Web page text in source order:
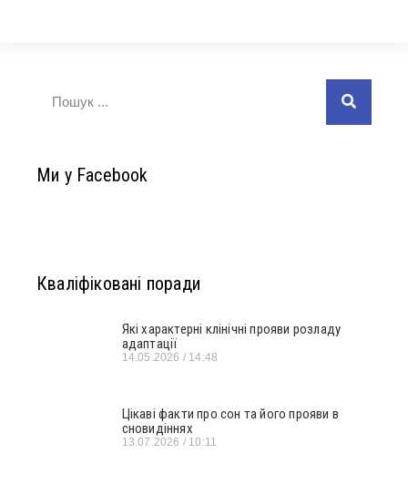
Ми у Facebook
Кваліфіковані поради
Які характерні клінічні прояви розладу
адаптації
14.05.2026 14:48
Цікаві факти про сон та його прояви в
сновидіннях
13.07.2026 10:11